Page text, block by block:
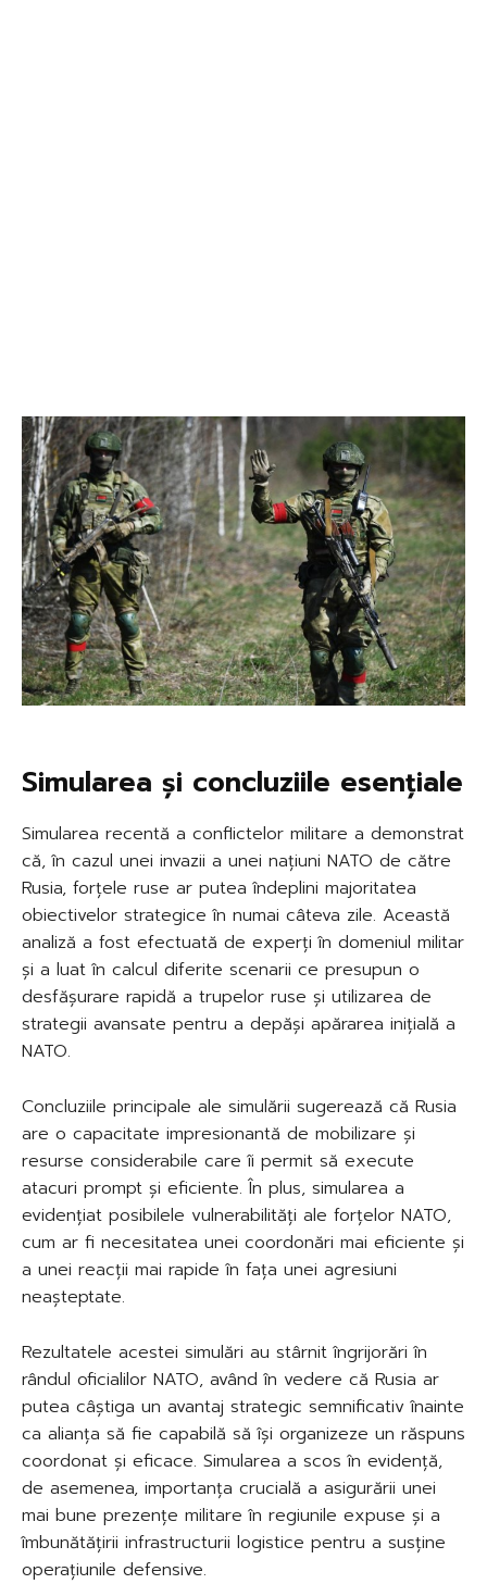
Simularea și concluziile esențiale
Simularea recentă a conflictelor militare a demonstrat
că, în cazul unei invazii a unei națiuni NATO de către
Rusia, forțele ruse ar putea îndeplini majoritatea
obiectivelor strategice în numai câteva zile. Această
analiză a fost efectuată de experți în domeniul militar
și a luat în calcul diferite scenarii ce presupun o
desfășurare rapidă a trupelor ruse și utilizarea de
strategii avansate pentru a depăși apărarea inițială a
NATO.
Concluziile principale ale simulării sugerează că Rusia
are o capacitate impresionantă de mobilizare și
resurse considerabile care îi permit să execute
atacuri prompt și eficiente. În plus, simularea a
evidențiat posibilele vulnerabilități ale forțelor NATO,
cum ar fi necesitatea unei coordonări mai eficiente și
a unei reacții mai rapide în fața unei agresiuni
neașteptate.
Rezultatele acestei simulări au stârnit îngrijorări în
rândul oficialilor NATO, având în vedere că Rusia ar
putea câștiga un avantaj strategic semnificativ înainte
ca alianța să fie capabilă să își organizeze un răspuns
coordonat și eficace. Simularea a scos în evidență,
de asemenea, importanța crucială a asigurării unei
mai bune prezențe militare în regiunile expuse și a
îmbunătățirii infrastructurii logistice pentru a susține
operațiunile defensive.